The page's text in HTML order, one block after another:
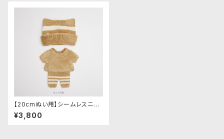
【20cmぬい用】シームレスニッ
ト ルームウェアセット（キャメル）
¥3,800